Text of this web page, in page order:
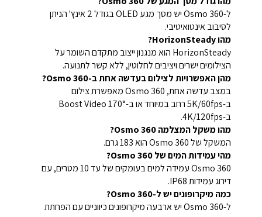
ל-Osmo 360 יש מסך מגע OLED בגודל 2 אינץ' הניתן
לסיבוב אינטואיטיבי.
מהו HorizonSteady?
HorizonSteady הוא מנגנון ייצוב מתקדם השומר על
הצילומים ישרים ויציבים לחלוטין, ללא קשר לתנועה.
מהן האפשרויות לצילום בעדשה אחת ב-Osmo 360?
במצב עדשה אחת, Osmo 360 מאפשרת צילום
ב-5K/60fps רחב במיוחד או ב-170° Boost Video
ב-4K/120fps.
מהו משקל המצלמה Osmo 360?
המשקל של Osmo 360 הוא 183 גרם.
מהי עמידות המים של Osmo 360?
Osmo 360 עמידה למים בעומקים של עד 10 מטרים, עם
דירוג עמידות IP68.
כמה מיקרופונים יש ל-Osmo 360?
ל-Osmo 360 יש ארבעה מיקרופונים כיווניים עם הפחתת